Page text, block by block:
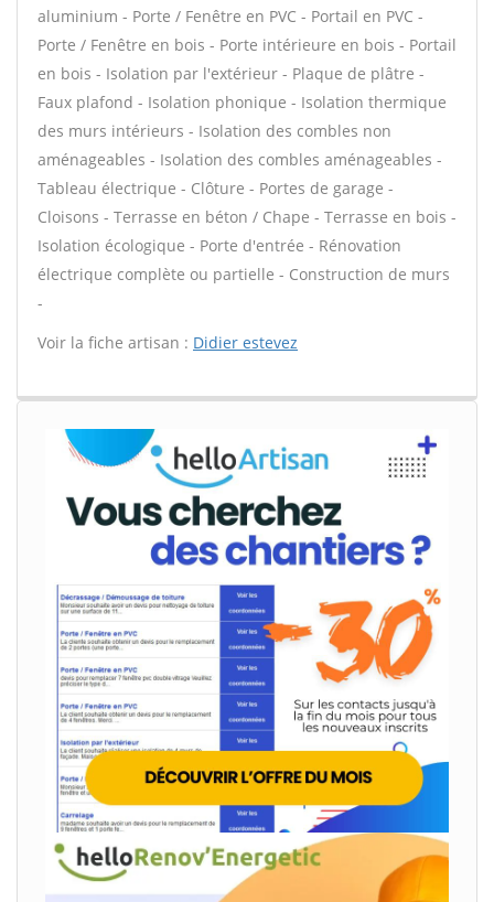
aluminium - Porte / Fenêtre en PVC - Portail en PVC -
Porte / Fenêtre en bois - Porte intérieure en bois - Portail
en bois - Isolation par l'extérieur - Plaque de plâtre -
Faux plafond - Isolation phonique - Isolation thermique
des murs intérieurs - Isolation des combles non
aménageables - Isolation des combles aménageables -
Tableau électrique - Clôture - Portes de garage -
Cloisons - Terrasse en béton / Chape - Terrasse en bois -
Isolation écologique - Porte d'entrée - Rénovation
électrique complète ou partielle - Construction de murs
-
Voir la fiche artisan : Didier estevez